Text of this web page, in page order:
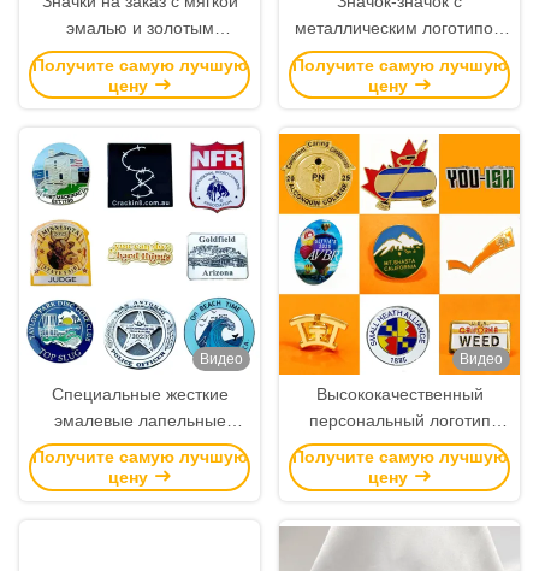
эмалью и золотым
покрытием для
корпоративного брендинга
Получите самую лучшую
цену
металлическим логотипом
на заказ без минимального
заказа с твердой или
или цинковым сплавом для
сувенирного крепления
Получите самую лучшую
цену
Видео
Специальные жесткие
эмалевые лапельные
булавки с индивидуальным
логотипом для
Получите самую лучшую
цену
Видео
Высококачественный
персональный логотип
цинкового сплава с
магнитным прикреплением
Получите самую лучшую
цену